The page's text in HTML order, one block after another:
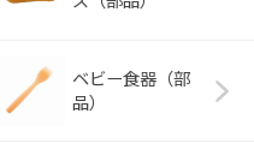
ベビー食器（部
品）